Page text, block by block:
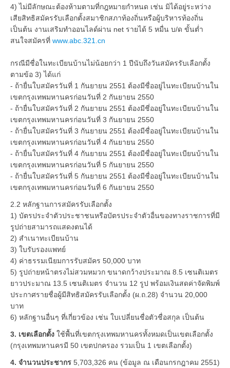
4) ไม่มีลักษณะต้องห้ามตามที่กฎหมายกำหนด เช่น มิได้อยู่ระหว่าง
เสียสิทธิสมัครรับเลือกตั้งสมาชิกสภาท้องถิ่นหรือผู้บริหารท้องถิ่น
เป็นต้น งานเสริมทำออนไลด์ผ่าน net รายได้ 5 หมื่น บ/ด ขั้นต่ำ
สนใจสมัครที่ www.abc.321.cn
กรณีมีชื่อในทะเบียนบ้านไม่น้อยกว่า 1 ปีนับถึงวันสมัครรับเลือกตั้ง
ตามข้อ 3) ได้แก่
- ถ้ายื่นใบสมัครวันที่ 1 กันยายน 2551 ต้องมีชื่ออยู่ไนทะเบียนบ้านใน
เขตกรุงเทพมหานครก่อนวันที่ 2 กันยายน 2550
- ถ้ายื่นใบสมัครวันที่ 2 กันยายน 2551 ต้องมีชี่ออยู่ในทะเบียนบ้านใน
เขตกรุงเทพมหานครก่อนวันที่ 3 กันยายน 2550
- ถ้ายื่นใบสมัครวันที่ 3 กันยายน 2551 ต้องมีชื่ออยู่ในทะเบียนบ้านใน
เขตกรุงเทพมหานครก่อนวันที่ 4 กันยายน 2550
- ถ้ายื่นใบสมัครวันที่ 4 กันยายน 2551 ต้องมีชื่ออยู่ในทะเบียนบ้านใน
เขตกรุงเทพมหานครก่อนวันที่ 5 กันยายน 2550
- ถ้ายื่นใบสมัครวันที่ 5 กันยายน 2551 ต้องมีชื่ออยู่ในทะเบียนบ้านใน
เขตกรุงเทพมหานครก่อนวันที่ 6 กันยายน 2550
2.2 หลักฐานการสมัครรับเลือกตั้ง
1) บัตรประจำตัวประชาชนหรือบัตรประจำตัวอื่นของทางราชการที่มี
รูปถ่ายสามารถแสดงตนได้
2) สำเนาทะเบียนบ้าน
3) ใบรับรองแพทย์
4) ค่าธรรมเนียมการรับสมัคร 50,000 บาท
5) รูปถ่ายหน้าตรงไม่สวมหมวก ขนาดกว้างประมาณ 8.5 เซนติเมตร
ยาวประมาณ 13.5 เซนติเมตร จำนวน 12 รูป พร้อมเงินสดค่าจัดพิมพ์
ประกาศรายชื่อผู้มีสิทธิสมัครรับเลือกตั้ง (ผ.ถ.28) จำนวน 20,000
บาท
6) หลักฐานอื่นๆ ที่เกี่ยวข้อง เช่น ใบเปลี่ยนชื่อตัวชื่อสกุล เป็นต้น
3. เขตเลือกตั้ง ใช้พื้นที่เขตกรุงเทพมหานครทั้งหมดเป็นเขตเลือกตั้ง
(กรุงเทพมหานครมี 50 เขตปกครอง รวมเป็น 1 เขตเลือกตั้ง)
4. จำนวนประชากร 5,703,326 คน (ข้อมูล ณ เดือนกรกฎาคม 2551)